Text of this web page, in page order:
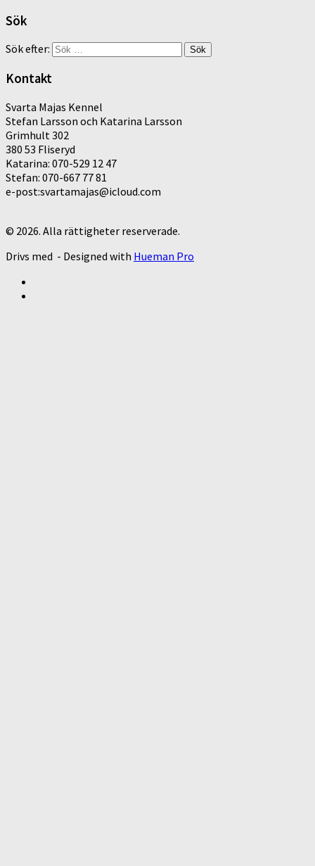
Sök
Sök efter:
Kontakt
Svarta Majas Kennel
Stefan Larsson och Katarina Larsson
Grimhult 302
380 53 Fliseryd
Katarina: 070-529 12 47
Stefan: 070-667 77 81
e-post:svartamajas@icloud.com
© 2026. Alla rättigheter reserverade.
Drivs med - Designed with Hueman Pro